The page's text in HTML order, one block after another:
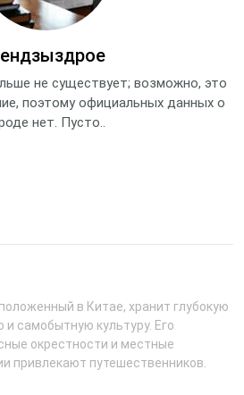
не существует; возможно, это
поэтому официальных данных о
нет. Пусто..
в Китае, хранит глубокую
и самобытную культуру. Его
окрестности и местные
привлекают путешественников.